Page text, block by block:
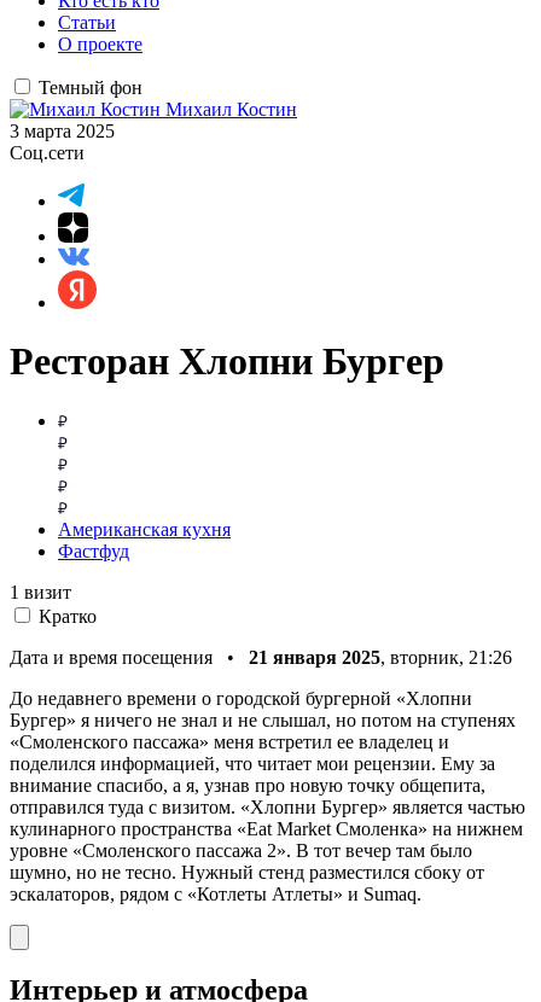
Статьи
О проекте
Темный фон
Михаил Костин
3 марта 2025
Соц.сети
Ресторан Хлопни Бургер
Американская кухня
Фастфуд
1 визит
Кратко
Дата и время посещения • 21 января 2025, вторник, 21:26
До недавнего времени о городской бургерной «Хлопни
Бургер» я ничего не знал и не слышал, но потом на ступенях
«Смоленского пассажа» меня встретил ее владелец и
поделился информацией, что читает мои рецензии. Ему за
внимание спасибо, а я, узнав про новую точку общепита,
отправился туда с визитом. «Хлопни Бургер» является частью
кулинарного пространства «Eat Market Смоленка» на нижнем
уровне «Смоленского пассажа 2». В тот вечер там было
шумно, но не тесно. Нужный стенд разместился сбоку от
эскалаторов, рядом с «Котлеты Атлеты» и Sumaq.
Интерьер и атмосфера